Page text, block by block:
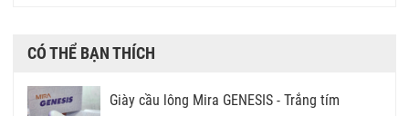
CÓ THỂ BẠN THÍCH
Giày cầu lông Mira GENESIS - Trắng tím